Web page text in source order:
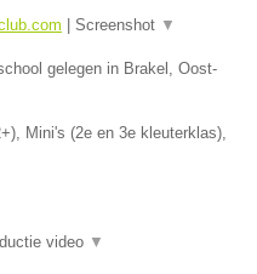
| Screenshot ▼
gelegen in Brakel, Oost-
Mini's (2e en 3e kleuterklas),
video ▼